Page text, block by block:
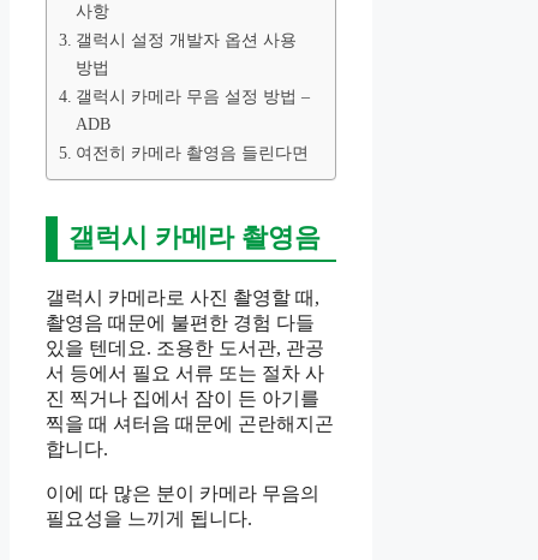
사항
갤럭시 설정 개발자 옵션 사용
방법
갤럭시 카메라 무음 설정 방법 –
ADB
여전히 카메라 촬영음 들린다면
갤럭시 카메라 촬영음
갤럭시 카메라로 사진 촬영할 때,
촬영음 때문에 불편한 경험 다들
있을 텐데요. 조용한 도서관, 관공
서 등에서 필요 서류 또는 절차 사
진 찍거나 집에서 잠이 든 아기를
찍을 때 셔터음 때문에 곤란해지곤
합니다.
이에 따 많은 분이 카메라 무음의
필요성을 느끼게 됩니다.